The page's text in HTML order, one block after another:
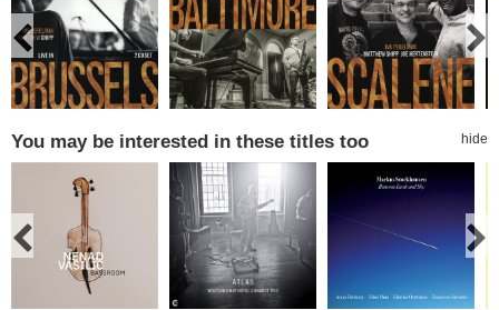
You may be interested in these titles too hide